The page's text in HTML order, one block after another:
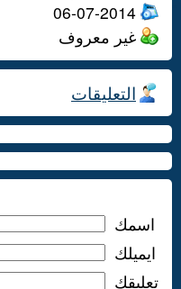
06-07-2014
غير معروف
التعليقات
اسمك
ايميلك
تعليقك